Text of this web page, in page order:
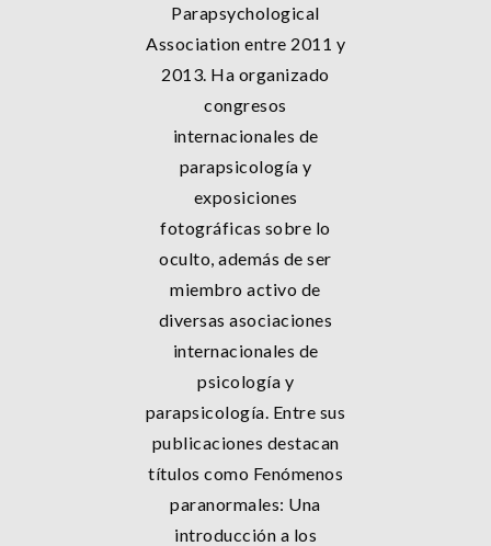
Parapsychological
Association entre 2011 y
2013. Ha organizado
congresos
internacionales de
parapsicología y
exposiciones
fotográficas sobre lo
oculto, además de ser
miembro activo de
diversas asociaciones
internacionales de
psicología y
parapsicología. Entre sus
publicaciones destacan
títulos como Fenómenos
paranormales: Una
introducción a los